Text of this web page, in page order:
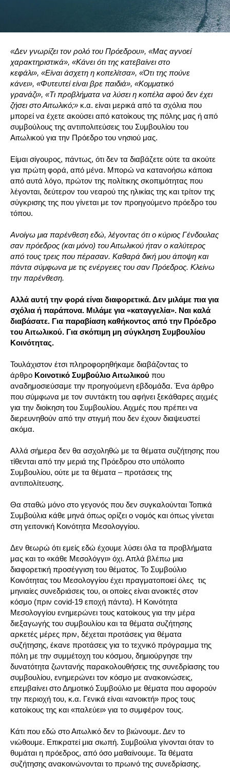
«Δεν γνωρίζει τον ρολό του Πρόεδρου», «Μας αγνοεί
χαρακτηριστικά», «Κάνει ότι της κατεβαίνει στο
κεφάλι», «Είναι άσχετη η κοπελίτσα», «Ότι της πούνε
κάνει», «Φυτευτεί είναι βρε παιδιά», «Κομματικό
γρανάζι», «Τι προβλήματα να λύσει η κοπέλα αφού δεν έχει
ζήσει στο Αιτωλικό;» κ.α. είναι μερικά από τα σχόλια που
μπορεί να έχετε ακούσει από κατοίκους της πόλης μας ή από
συμβούλους της αντιπολιτεύσεις του Συμβουλίου του
Αιτωλικού για την Πρόεδρο του νησιού μας.
Είμαι σίγουρος, πάντως, ότι δεν τα διαβάζετε ούτε τα ακούτε
για πρώτη φορά, από μένα. Μπορώ να κατανοήσω κάποια
από αυτά λόγο, πρώτον της πολίτικης σκοπιμότητας που
λέγονται, δεύτερον του νεαρού της ηλικίας της και τρίτον της
σύγκρισης της που γίνεται με τον προηγούμενο πρόεδρο του
τόπου.
Ανοίγω μια παρένθεση εδώ, λέγοντας ότι ο κύριος Γένδουλας
σαν πρόεδρος (και μόνο) του Αιτωλικού ήταν ο καλύτερος
από τους τρεις που πέρασαν. Καθαρά δική μου άποψη και
πάντα σύμφωνα με τις ενέργειες του σαν Πρόεδρος. Κλείνω
την παρένθεση.
Αλλά αυτή την φορά είναι διαφορετικά. Δεν μιλάμε πια για
σχόλια ή παράπονα. Μιλάμε για «καταγγελία». Ναι καλά
διαβάσατε. Για παραβίαση καθήκοντος από την Πρόεδρο
του Αιτωλικού. Για σκόπιμη μη σύγκληση Συμβουλίου
Κοινότητας.
Τουλάχιστον έτσι πληροφορηθήκαμε διαβάζοντας το
άρθρο Κοινοτικό Συμβούλιο Αιτωλικού που
αναδημοσιεύσαμε την προηγούμενη εβδομάδα. Ένα άρθρο
που σύμφωνα με τον συντάκτη του αφήνει ξεκάθαρες αιχμές
για την διοίκηση του Συμβουλίου. Αιχμές που πρέπει να
διερευνηθούν από την στιγμή που δεν έχουν διαψευστεί
ακόμα.
Αλλά σήμερα δεν θα ασχοληθώ με τα θέματα συζήτησης που
τίθενται από την μεριά της Πρόεδρου στο υπόλοιπο
Συμβουλίου, ούτε με τα θέματα – προτάσεις της
αντιπολίτευσης.
Θα σταθώ μόνο στο γεγονός που δεν συγκαλούνται Τοπικά
Συμβούλια κάθε μηνά όπως ορίζει ο νομός και όπως γίνεται
στη γειτονική Κοινότητα Μεσολογγίου.
Δεν θεωρώ ότι εμείς εδώ έχουμε λύσει όλα τα προβλήματα
μας και το «κάθε Μεσολόγγι» όχι. Απλά βλέπω μια
διαφορετική προσέγγιση του θέματος. Το Συμβούλιο
Κοινότητας του Μεσολογγίου έχει πραγματοποιεί όλες τις
μηνιαίες συνεδριάσεις του, οι οποίες είναι ανοικτές στον
κόσμο (πριν covid-19 εποχή πάντα). Η Κοινότητα
Μεσολογγίου ενημερώνει τους κατοίκους για την μέρα
διεξαγωγής του συμβουλίου και τα θέματα συζήτησης
αρκετές μέρες πριν, δέχεται προτάσεις για θέματα
συζήτησης, έκανε προτάσεις για το τεχνικό πρόγραμμα της
πόλη με την συμμέτοχη του κόσμου, δημιούργησε την
δυνατότητα ζωντανής παρακολουθήσεις της συνεδρίασης του
συμβουλίου, ενημερώνει τον κόσμο με ανακοινώσεις,
επεμβαίνει στο Δημοτικό Συμβούλιο με θέματα που αφορούν
την περιοχή του, κ.α. Γενικά είναι «ανοικτή» προς τους
κατοίκους της και «παλεύει» για το συμφέρον τους.
Κάτι που εδώ στο Αιτωλικό δεν το βιώνουμε. Δεν το
νιώθουμε. Επικρατεί μια σιωπή. Συμβούλια γίνονται όταν το
θυμάται η πρόεδρος, από όσο μαθαίνουμε. Τα θέματα
συζήτησης ανακοινώνονται το πρωινό της συνεδρίασης.